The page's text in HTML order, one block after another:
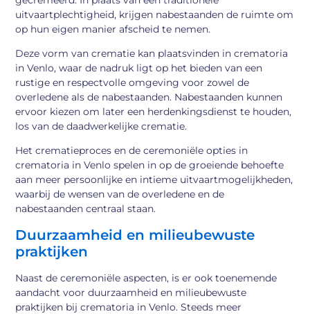
uitvaartplechtigheid, krijgen nabestaanden de ruimte om
op hun eigen manier afscheid te nemen.
Deze vorm van crematie kan plaatsvinden in crematoria
in Venlo, waar de nadruk ligt op het bieden van een
rustige en respectvolle omgeving voor zowel de
overledene als de nabestaanden. Nabestaanden kunnen
ervoor kiezen om later een herdenkingsdienst te houden,
los van de daadwerkelijke crematie.
Het crematieproces en de ceremoniële opties in
crematoria in Venlo spelen in op de groeiende behoefte
aan meer persoonlijke en intieme uitvaartmogelijkheden,
waarbij de wensen van de overledene en de
nabestaanden centraal staan.
Duurzaamheid en milieubewuste
praktijken
Naast de ceremoniële aspecten, is er ook toenemende
aandacht voor duurzaamheid en milieubewuste
praktijken bij crematoria in Venlo. Steeds meer